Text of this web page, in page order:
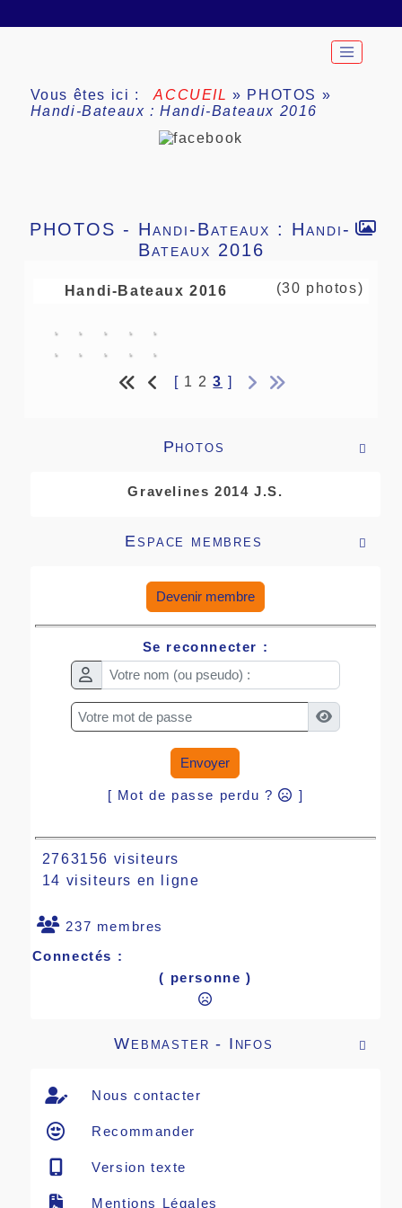
Vous êtes ici : ACCUEIL» PHOTOS »
Handi-Bateaux : Handi-Bateaux 2016
PHOTOS - Handi-Bateaux : Handi-
Bateaux 2016
Handi-Bateaux 2016 (30 photos)
[ 1 2 3 ]

Photos
Gravelines 2014 J.S.

Espace membres
Devenir membre
Se reconnecter :
Envoyer
[ Mot de passe perdu ? ]
2763156 visiteurs
14 visiteurs en ligne
237 membres
Connectés :
( personne )

Webmaster - Infos
Nous contacter
Recommander
Version texte
Mentions Légales